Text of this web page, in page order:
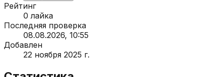
Рейтинг
0 лайка
Последняя проверка
08.08.2026, 10:55
Добавлен
22 ноября 2025 г.